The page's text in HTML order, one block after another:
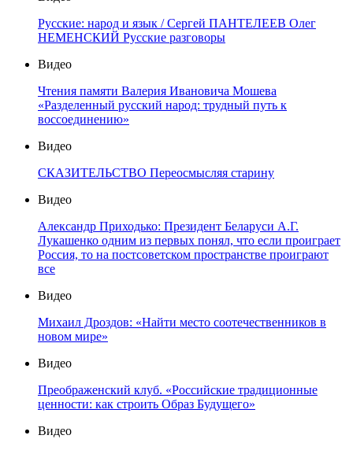
Русские: народ и язык / Сергей ПАНТЕЛЕЕВ Олег
НЕМЕНСКИЙ Русские разговоры
Видео
Чтения памяти Валерия Ивановича Мошева
«Разделенный русский народ: трудный путь к
воссоединению»
Видео
СКАЗИТЕЛЬСТВО Переосмысляя старину
Видео
Александр Приходько: Президент Беларуси А.Г.
Лукашенко одним из первых понял, что если проиграет
Россия, то на постсоветском пространстве проиграют
все
Видео
Михаил Дроздов: «Найти место соотечественников в
новом мире»
Видео
Преображенский клуб. «Российские традиционные
ценности: как строить Образ Будущего»
Видео